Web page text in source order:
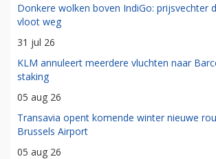
Donkere wolken boven IndiGo: prijsvechter
vloot weg
31 jul 26
KLM annuleert meerdere vluchten naar
staking
05 aug 26
Transavia opent komende winter nieuwe
Brussels Airport
05 aug 26